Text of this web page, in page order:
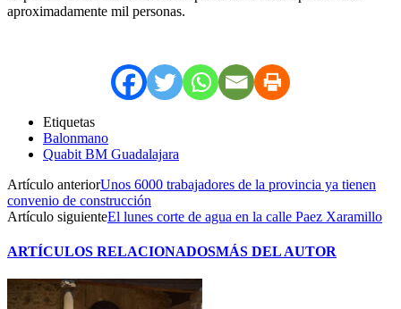
aproximadamente mil personas.
Etiquetas
Balonmano
Quabit BM Guadalajara
Artículo anteriorUnos 6000 trabajadores de la provincia ya tienen
convenio de construcción
Artículo siguienteEl lunes corte de agua en la calle Paez Xaramillo
ARTÍCULOS RELACIONADOSMÁS DEL AUTOR